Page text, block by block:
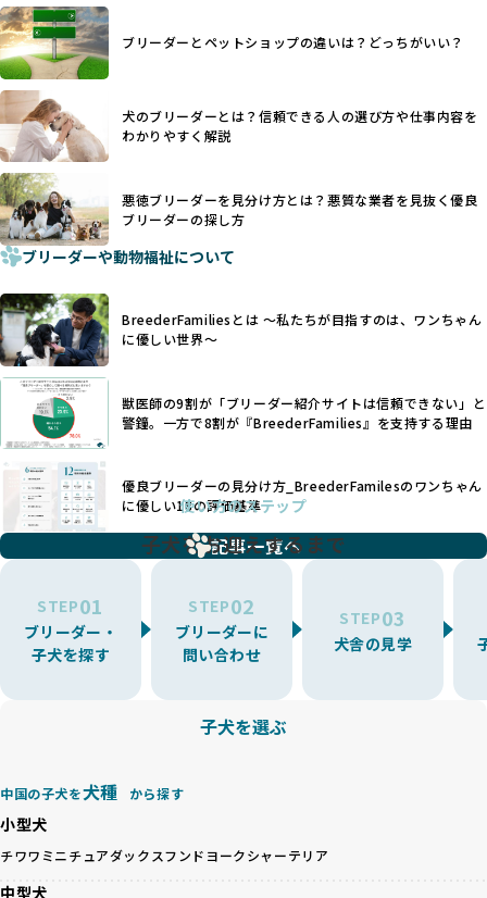
さらに、書類審査のみで掲載が許可されるサイトが多く、実
際の飼育環境やブリーダーの姿勢が見えにくい点も課題で
す。こうしたサイトでは、ブリーダーが記載する情報が主で
あり、実際の現場や日々のケアの状況がわからないため、営
利優先の「悪徳ブリーダー」が含まれるリスクが高まりま
す。
BreederFamiliesでは、ワンちゃんを大切にする「優良ブリ
ーダー」のみを紹介するために、法令を超えた独自の基準を
設け、ブリーダーの理念や飼育環境の厳格なチェックを行っ
ています。
一部の営利優先のブリーディングでは、母犬の出産負担を考
えずに大量繁殖が行われ、親犬が心身ともに疲弊するケース
が見られます。さらに、コストカットのために食事を減らし
たり、栄養のない食事を与える、適切な健康管理が行われな
いなど、ワンちゃんの健康と福祉が犠牲にされることも少な
くありません。
また、健康リスクが予測しづらいミックス犬の繁殖や、愛情
が行き届かない多頭飼育等も問題です。これらのブリーディ
ング手法は、ワンちゃんの福祉を無視し、利益のみを追求す
るブリーダーによるものが多く、消費者にとっても深刻な課
題となっています。
BreederFamiliesでは、こうしたワンちゃんに優しくないブ
リーディングをなくすため、すべてのワンちゃんを家族のよ
うに大切に飼育・繁殖を行っている「優良ブリーダー」のみ
BreederFamiliesでは、アニマルウェルフェアを最優先に考
えた6つの絶対基準と12の総合基準を設定しています。これに
ことを徹底しています。
BreederFamiliesでは、以下の6項目を必須条件とし、これら
基づいた責任あるブリーディングを確保しています。
さらに、健康管理、社会性の育成、遺伝子検査、食事や運動
の質など、ワンちゃんの心身に配慮した飼育環境が整ってい
るかを評価する12項目の総合基準を設けています。これによ
り、より高い基準をクリアしたブリーダーだけを厳選してい
ヨーロッパ諸国ではこうした処置が禁止されている一方で、
日本ではいまだ行われる場合があります。
優良ブリーダーは動物福祉を優先し、ワンちゃんの自然な姿
を大切にするため断尾・断耳を行いません。
一方、営利優先ブリーダーでは「見た目が良く売れやすい」
ことを理由に断尾や断耳を行うことがあり、中には麻酔なし
で処置するケースも見受けられます。
「耳やしっぽを切らない」詳細はこちら
犬種ごとに異なる健康リスクや育て方のポイントを理解し、
適切に対応するためには、深い知識と豊富な経験が欠かせま
せん。現在、犬種は200種類以上あり、それぞれに特有の健康
たとえば、パグは呼吸器系のトラブルを抱えやすく、ラブラ
ドール・レトリバーには股関節形成不全への注意が必要で
す。このような犬種ごとの違いを熟知し、適切なケアを提供
できるかどうかは、ブリーダーの専門性に大きく関わりま
す。
優良ブリーダーは、少数の犬種（一般的に3種以内）に絞って
繁殖を行い、各犬種の特徴を熟知しています。これにより、
犬種ごとの健康管理や繁殖において質の高いケアを提供する
ことが可能です。
一方、営利優先ブリーダーは流行や需要に応じて扱う犬種を
増やす傾向があり、犬種ごとに異なる健康問題や適切な育成
環境を十分に考慮しない場合があります。こうしたブリーダ
たりストレスを抱えたりするリスクが高まります。
「少数の犬種に集中」の詳細はこちら
すが、無計画な交配には健康リスクが伴います。異なる犬種
の特徴を持つことで予測しにくい健康問題が発生する可能性
が高く、診断や治療も複雑化する場合があります。また、ミ
待する理想と現実が大きく異なることも少なくありません。
健康と性格を次世代に引き継ぐために、ミックス犬の繁殖を
避けます。無計画な交配がもたらすリスクを理解し、飼い主
ブリーダーとペットショップの違いは？どっちがいい？
犬のブリーダーとは？信頼できる人の選び方や仕事内容を
わかりやすく解説
悪徳ブリーダーを見分け方とは？悪質な業者を見抜く優良
ブリーダーの探し方
ブリーダーや動物福祉について
BreederFamiliesとは 〜私たちが目指すのは、ワンちゃん
に優しい世界〜
獣医師の9割が「ブリーダー紹介サイトは信頼できない」と
警鐘。一方で8割が『BreederFamilies』を支持する理由
優良ブリーダーの見分け方_BreederFamilesのワンちゃん
に優しい18の評価基準
記事一覧へ
使い方のステップ
子犬をお迎えするまで
STEP01
ブリーダー・
子犬を探す
STEP02
ブリーダーに
問い合わせ
STEP03
犬舎の見学
子犬を選ぶ
中国の子犬を犬種 から探す
小型犬
チワワ ミニチュアダックスフンド ヨークシャーテリア
中型犬